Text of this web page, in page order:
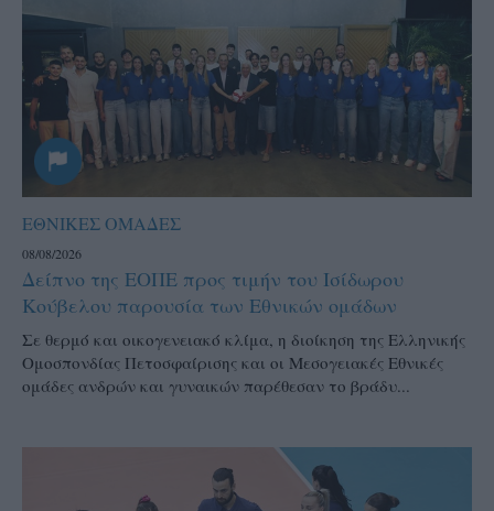
ΕΘΝΙΚΕΣ ΟΜΑΔΕΣ
08/08/2026
Δείπνο της ΕΟΠΕ προς τιμήν του Ισίδωρου
Κούβελου παρουσία των Εθνικών ομάδων
Σε θερμό και οικογενειακό κλίμα, η διοίκηση της Ελληνικής
Ομοσπονδίας Πετοσφαίρισης και οι Μεσογειακές Εθνικές
ομάδες ανδρών και γυναικών παρέθεσαν το βράδυ...